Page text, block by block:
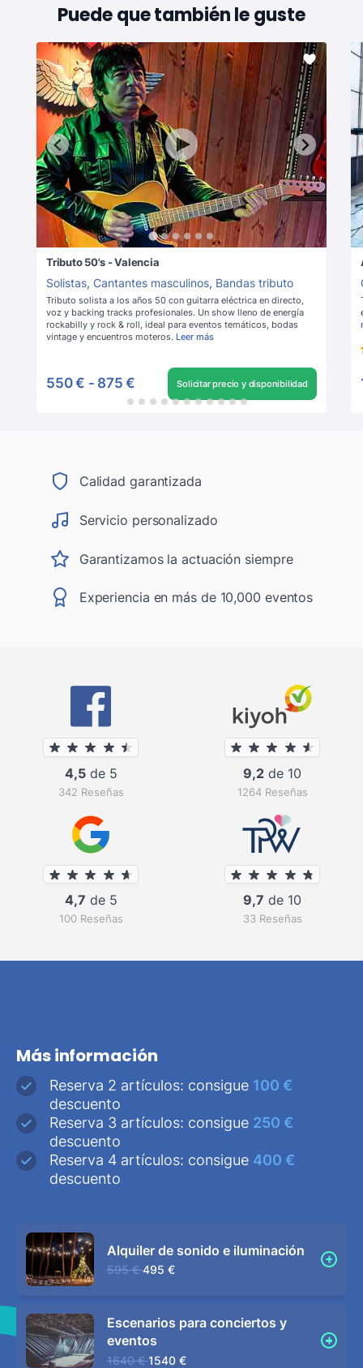
Puede que también le guste
Tributo 50's - Valencia
Solistas, Cantantes masculinos, Bandas tributo
Tributo solista a los años 50 con guitarra eléctrica en directo,
voz y backing tracks profesionales. Un show lleno de energía
rockabilly y rock & roll, ideal para eventos temáticos, bodas
vintage y encuentros moteros. Leer más
550 € - 875 € Solicitar precio y disponibilidad
Calidad garantizada
Servicio personalizado
Garantizamos la actuación siempre
Experiencia en más de 10,000 eventos
4,5de 5
342 Reseñas
9,2 de 10
1264 Reseñas
4,7 de 5
100 Reseñas
9,7 de 10
33 Reseñas
Más información
Reserva 2 artículos: consigue 100 €
descuento
Reserva 3 artículos: consigue 250 €
descuento
Reserva 4 artículos: consigue 400 €
descuento
Alquiler de sonido e iluminación
595 € 495 €
Escenarios para conciertos y
eventos
1640 € 1540 €